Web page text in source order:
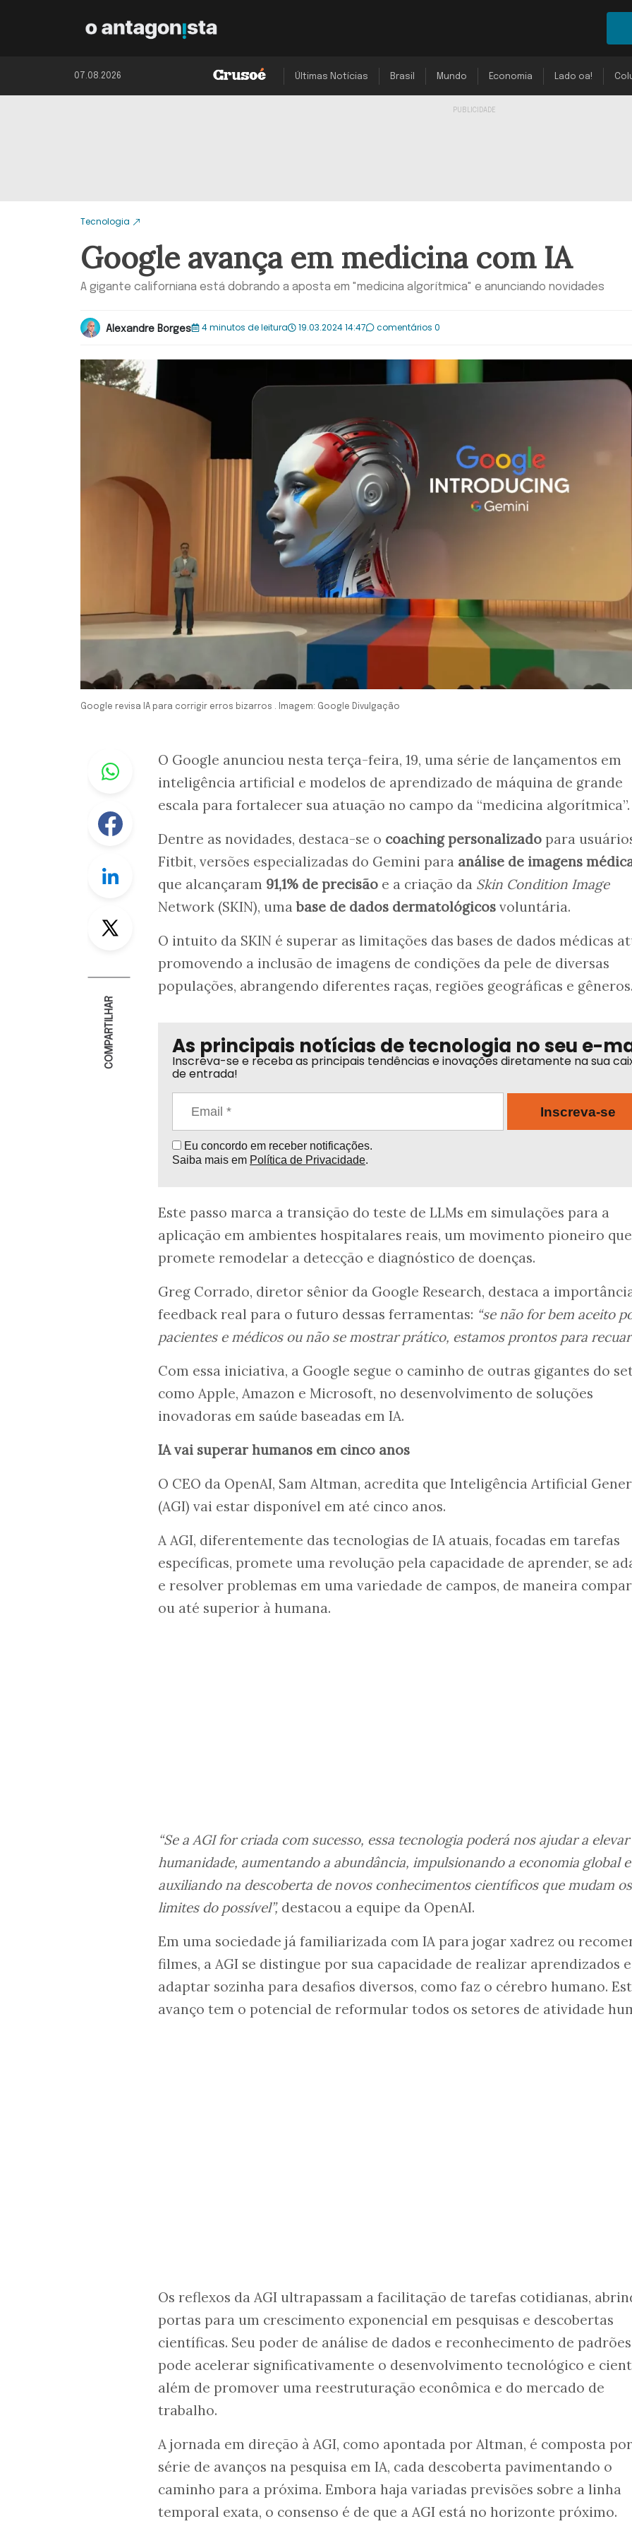
07.08.2026 Últimas Notícias Brasil Mundo Economia Lado oa!
Tecnologia
Google avança em medicina com IA
A gigante californiana está dobrando a aposta em "medicina algorítmica" e anunciando novidades
Alexandre Borges 4 minutos de leitura 19.03.2024 14:47 comentários 0
Google revisa IA para corrigir erros bizarros . Imagem: Google Divulgação
Whastapp
Facebook
Linkedin
Twitter
COMPARTILHAR
O Google anunciou nesta terça-feira, 19, uma série de lançamentos em
inteligência artificial e modelos de aprendizado de máquina de grande
escala para fortalecer sua atuação no campo da “medicina algorítmica”.
Dentre as novidades, destaca-se o coaching personalizado para
Fitbit, versões especializadas do Gemini para análise de imagens
que alcançaram 91,1% de precisão e a criação da Skin Condition Image
Network (SKIN), umabase de dados dermatológicos voluntária.
O intuito da SKIN é superar as limitações das bases de dados médicas
promovendo a inclusão de imagens de condições da pele de diversas
populações, abrangendo diferentes raças, regiões geográficas e gêneros.
As principais notícias de tecnologia no seu e-
Inscreva-se e receba as principais tendências e inovações diretamente na sua
de entrada!
Eu concordo em receber notificações.
Saiba mais em Política de Privacidade.
Inscreva-se
Este passo marca a transição do teste de LLMs em simulações para a
aplicação em ambientes hospitalares reais, um movimento pioneiro que
promete remodelar a detecção e diagnóstico de doenças.
Greg Corrado, diretor sênior da Google Research, destaca a
feedback real para o futuro dessas ferramentas: “se não for bem aceito
pacientes e médicos ou não se mostrar prático, estamos prontos para
Com essa iniciativa, a Google segue o caminho de outras gigantes do
como Apple, Amazon e Microsoft, no desenvolvimento de soluções
inovadoras em saúde baseadas em IA.
IA vai superar humanos em cinco anos
O CEO da OpenAI, Sam Altman, acredita que Inteligência Artificial
(AGI) vai estar disponível em até cinco anos.
A AGI, diferentemente das tecnologias de IA atuais, focadas em tarefas
específicas, promete uma revolução pela capacidade de aprender, se
e resolver problemas em uma variedade de campos, de maneira
ou até superior à humana.
“Se a AGI for criada com sucesso, essa tecnologia poderá nos ajudar a elevar
humanidade, aumentando a abundância, impulsionando a economia global e
auxiliando na descoberta de novos conhecimentos científicos que mudam os
limites do possível”, destacou a equipe da OpenAI.
Em uma sociedade já familiarizada com IA para jogar xadrez ou
filmes, a AGI se distingue por sua capacidade de realizar aprendizados
adaptar sozinha para desafios diversos, como faz o cérebro humano.
avanço tem o potencial de reformular todos os setores de atividade
Os reflexos da AGI ultrapassam a facilitação de tarefas cotidianas,
portas para um crescimento exponencial em pesquisas e descobertas
científicas. Seu poder de análise de dados e reconhecimento de padrões
pode acelerar significativamente o desenvolvimento tecnológico e
além de promover uma reestruturação econômica e do mercado de
trabalho.
A jornada em direção à AGI, como apontada por Altman, é composta
série de avanços na pesquisa em IA, cada descoberta pavimentando o
caminho para a próxima. Embora haja variadas previsões sobre a linha
temporal exata, o consenso é de que a AGI está no horizonte próximo.